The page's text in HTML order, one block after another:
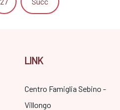
LINK
Centro Famiglia Sebino -
Villongo